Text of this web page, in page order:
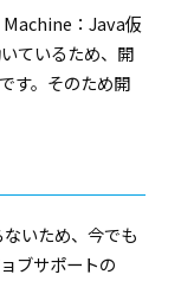
：Java仮
ているため、開
す。そのため開
いため、今でも
ブサポートの